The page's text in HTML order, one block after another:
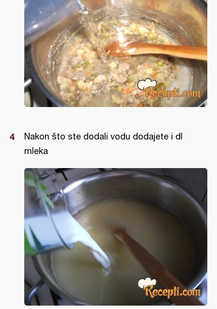
Nakon što ste dodali vodu dodajete i dl
mleka